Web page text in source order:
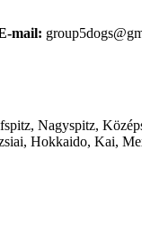
mail:
Nagyspitz,
Hokkaido, Kai,